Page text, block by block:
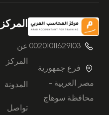
00201011629103
فرع جمهورية
مصر العربية -
محافظة سوهاج
المركز
عن
المركز
المدونة
تواصل